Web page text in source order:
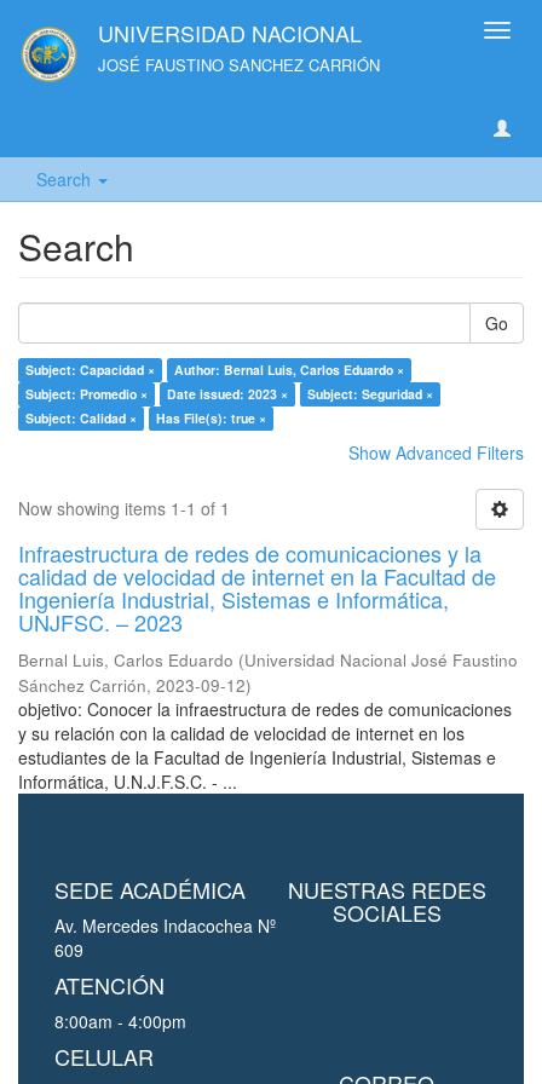
UNIVERSIDAD NACIONAL
JOSÉ FAUSTINO SANCHEZ CARRIÓN
Search
Search
Go
Subject: Capacidad ×
Author: Bernal Luis, Carlos Eduardo ×
Subject: Promedio ×
Date issued: 2023 ×
Subject: Seguridad ×
Subject: Calidad ×
Has File(s): true ×
Show Advanced Filters
Now showing items 1-1 of 1
Infraestructura de redes de comunicaciones y la
calidad de velocidad de internet en la Facultad de
Ingeniería Industrial, Sistemas e Informática,
UNJFSC. – 2023
Bernal Luis, Carlos Eduardo (Universidad Nacional José Faustino
Sánchez Carrión, 2023-09-12)
objetivo: Conocer la infraestructura de redes de comunicaciones
y su relación con la calidad de velocidad de internet en los
estudiantes de la Facultad de Ingeniería Industrial, Sistemas e
Informática, U.N.J.F.S.C. - ...
SEDE ACADÉMICA
Av. Mercedes Indacochea Nº
609
ATENCIÓN
8:00am - 4:00pm
CELULAR
NUESTRAS REDES
SOCIALES